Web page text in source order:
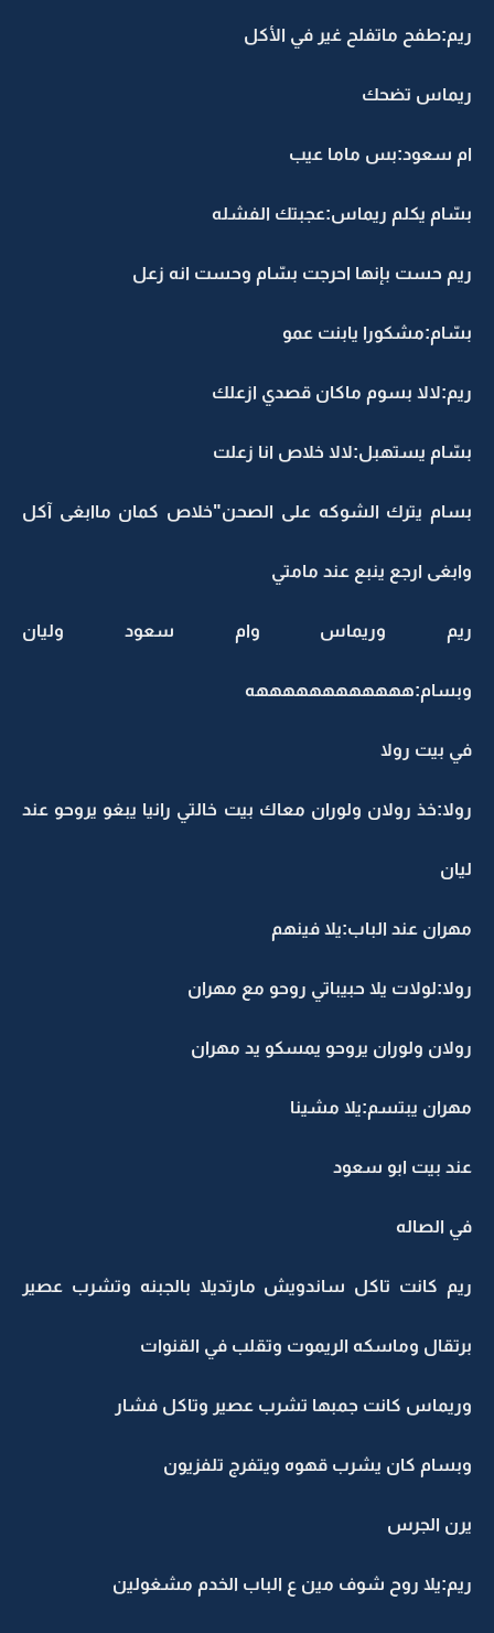
ريم:طفح ماتفلح غير في الأكل
ريماس تضحك
ام سعود:بس ماما عيب
بسّام يكلم ريماس:عجبتك الفشله
ريم حست بإنها احرجت بسّام وحست انه زعل
بسّام:مشكورا يابنت عمو
ريم:لالا بسوم ماكان قصدي ازعلك
بسّام يستهبل:لالا خلاص انا زعلت
بسام يترك الشوكه على الصحن"خلاص كمان ماابغى آكل
وابغى ارجع ينبع عند مامتي
ريم وريماس وام سعود وليان
وبسام:ههههههههههههه
في بيت رولا
رولا:خذ رولان ولوران معاك بيت خالتي رانيا يبغو يروحو عند
ليان
مهران عند الباب:يلا فينهم
رولا:لولات يلا حبيباتي روحو مع مهران
رولان ولوران يروحو يمسكو يد مهران
مهران يبتسم:يلا مشينا
عند بيت ابو سعود
في الصاله
ريم كانت تاكل ساندويش مارتديلا بالجبنه وتشرب عصير
برتقال وماسكه الريموت وتقلب في القنوات
وريماس كانت جمبها تشرب عصير وتاكل فشار
وبسام كان يشرب قهوه ويتفرج تلفزيون
يرن الجرس
ريم:يلا روح شوف مين ع الباب الخدم مشغولين